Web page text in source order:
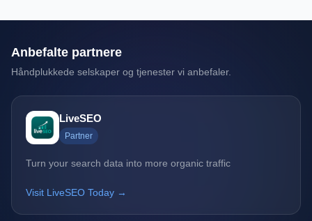
Anbefalte partnere
Håndplukkede selskaper og tjenester vi anbefaler.
LiveSEO
Partner
Turn your search data into more organic traffic
Visit LiveSEO Today →